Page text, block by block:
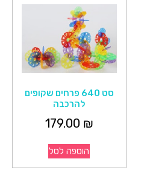
סט 640 פרחים שקופים
להרכבה
179.00 ₪
הוספה לסל